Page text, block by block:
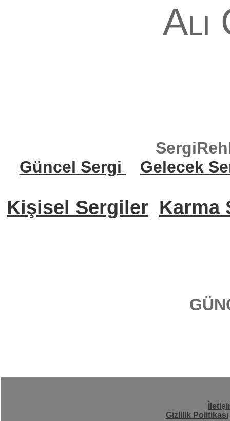
Ali
Güncel Sergi
Gelecek
Kişisel Sergiler Karma
Gizlilik Politikası